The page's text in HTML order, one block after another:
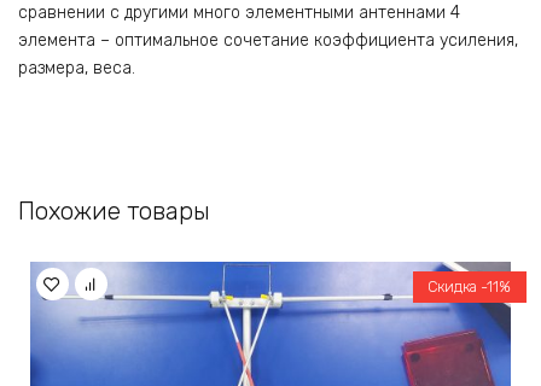
сравнении с другими много элементными антеннами 4
элемента – оптимальное сочетание коэффициента усиления,
размера, веса.
Похожие товары
Скидка -11%